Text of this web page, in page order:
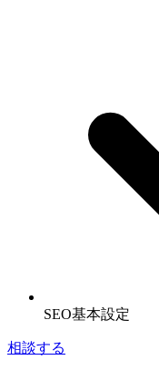
SEO基本設定
相談する